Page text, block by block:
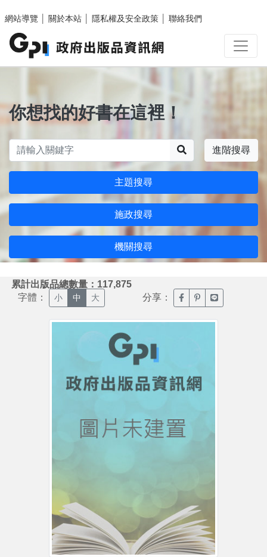
網站導覽
關於本站 隱私權及安全政策 聯絡我們
你想找的好書在這裡！
進階搜尋
主題搜尋
施政搜尋
機關搜尋
累計出版品總數量：117,875
字體： 小 中 大 分享： 臉書分享(另開新視窗)
噗浪分享(另開新
Line分享(另